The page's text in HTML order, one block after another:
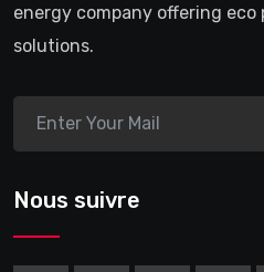
energy company offering eco
solutions.
Nous suivre